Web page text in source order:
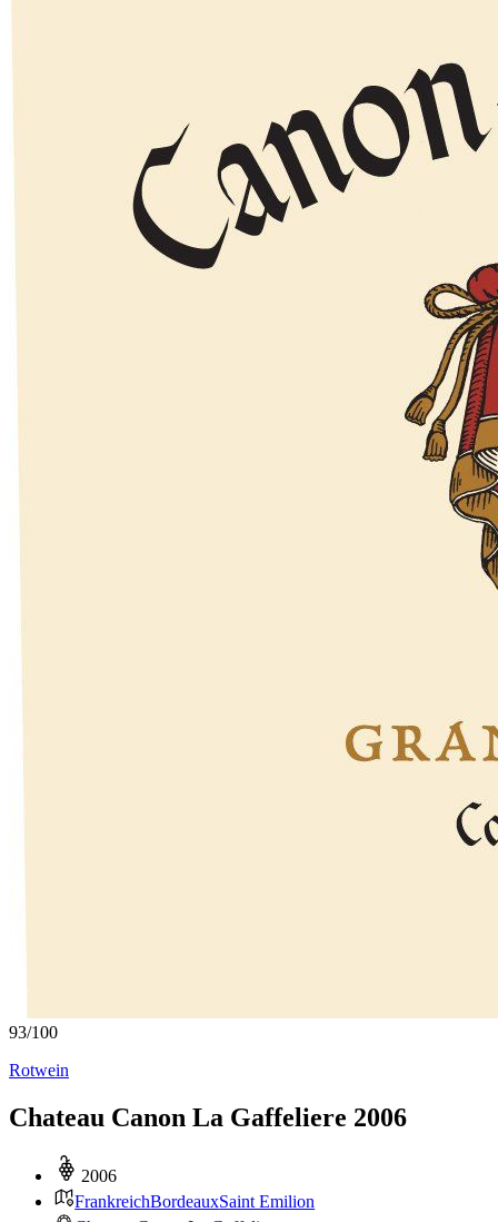
93/100
Rotwein
Chateau Canon La Gaffeliere 2006
2006
FrankreichBordeauxSaint Emilion